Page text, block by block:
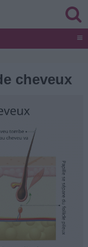
≡
cheveux